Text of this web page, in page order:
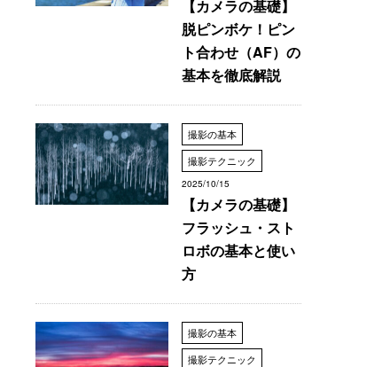
【カメラの基礎】
脱ピンボケ！ピン
ト合わせ（AF）の
基本を徹底解説
撮影の基本
撮影テクニック
2025/10/15
【カメラの基礎】
フラッシュ・スト
ロボの基本と使い
方
撮影の基本
撮影テクニック